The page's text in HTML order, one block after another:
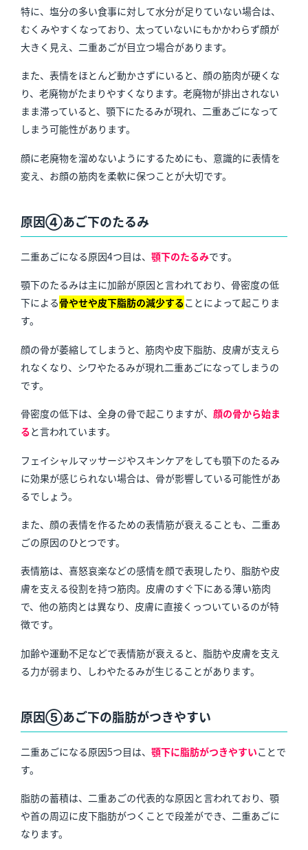
特に、塩分の多い食事に対して水分が足りていない場合は、
むくみやすくなっており、太っていないにもかかわらず顔が
大きく見え、二重あごが目立つ場合があります。
また、表情をほとんど動かさずにいると、顔の筋肉が硬くな
り、老廃物がたまりやすくなります。老廃物が排出されない
まま滞っていると、顎下にたるみが現れ、二重あごになって
しまう可能性があります。
顔に老廃物を溜めないようにするためにも、意識的に表情を
変え、お顔の筋肉を柔軟に保つことが大切です。
原因④あご下のたるみ
二重あごになる原因4つ目は、 顎下のたるみです。
顎下のたるみは主に加齢が原因と言われており、 骨密度の低
下による骨やせや皮下脂肪の減少することによって起こりま
す。
顔の骨が萎縮してしまうと、筋肉や皮下脂肪、皮膚が支えら
れなくなり、シワやたるみが現れ二重あごになってしまうの
です。
骨密度の低下は、全身の骨で起こりますが、 顔の骨から始ま
ると言われています。
フェイシャルマッサージやスキンケアをしても顎下のたるみ
に効果が感じられない場合は、骨が影響している可能性があ
るでしょう。
また、顔の表情を作るための表情筋が衰えることも、二重あ
ごの原因のひとつです。
表情筋は、喜怒哀楽などの感情を顔で表現したり、脂肪や皮
膚を支える役割を持つ筋肉。皮膚のすぐ下にある薄い筋肉
で、他の筋肉とは異なり、皮膚に直接くっついているのが特
徴です。
加齢や運動不足などで表情筋が衰えると、脂肪や皮膚を支え
る力が弱まり、しわやたるみが生じることがあります。
原因⑤あご下の脂肪がつきやすい
二重あごになる原因5つ目は、 顎下に脂肪がつきやすいことで
す。
脂肪の蓄積は、二重あごの代表的な原因と言われており、顎
や首の周辺に皮下脂肪がつくことで段差ができ、二重あごに
なります。